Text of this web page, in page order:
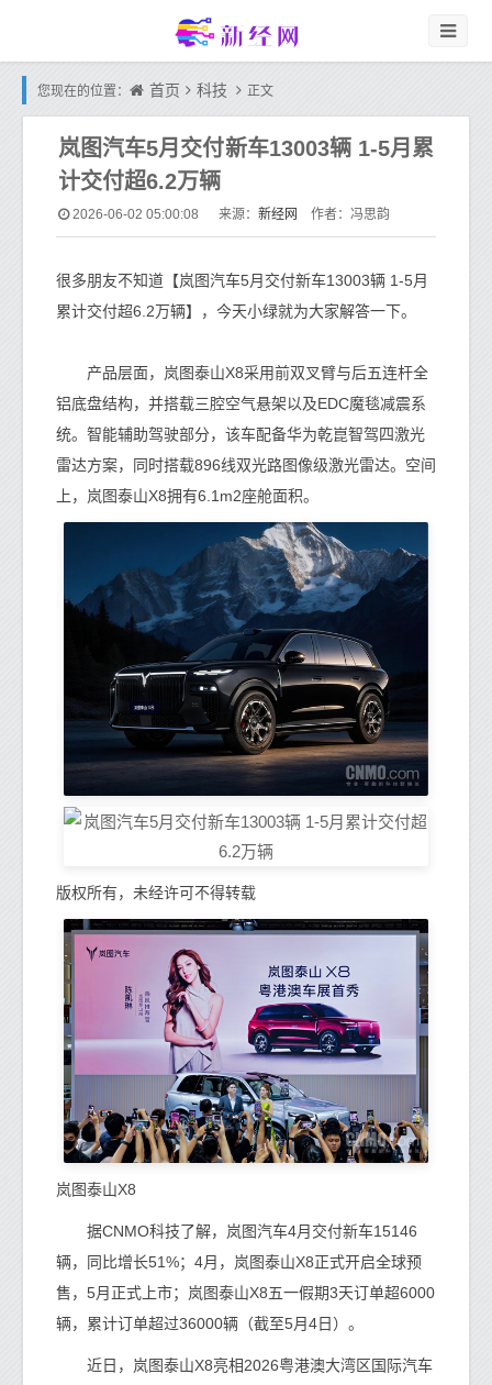
您现在的位置： 首页 科技 正文
岚图汽车5月交付新车13003辆 1-5月累
计交付超6.2万辆
2026-06-02 05:00:08 来源： 新经网 作者：冯思韵
很多朋友不知道【岚图汽车5月交付新车13003辆 1-5月
累计交付超6.2万辆】，今天小绿就为大家解答一下。
产品层面，岚图泰山X8采用前双叉臂与后五连杆全
铝底盘结构，并搭载三腔空气悬架以及EDC魔毯减震系
统。智能辅助驾驶部分，该车配备华为乾崑智驾四激光
雷达方案，同时搭载896线双光路图像级激光雷达。空间
上，岚图泰山X8拥有6.1m2座舱面积。
版权所有，未经许可不得转载
岚图泰山X8
据CNMO科技了解，岚图汽车4月交付新车15146
辆，同比增长51%；4月，岚图泰山X8正式开启全球预
售，5月正式上市；岚图泰山X8五一假期3天订单超6000
辆，累计订单超过36000辆（截至5月4日）。
近日，岚图泰山X8亮相2026粤港澳大湾区国际汽车